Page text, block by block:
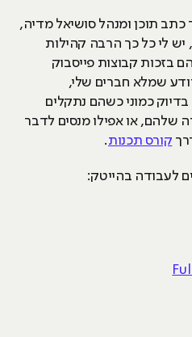
כתב תוכן ומנהל סושיאל מדיה,
לי כל כך הרבה קהילות
בזכות קבוצות פייסבוק
שמלא חברים שלי,
כמוני כשהם נתקלים
שלהם, או אפילו מנסים לדבר
קורס תכנות.
לעבודה בהייטק: